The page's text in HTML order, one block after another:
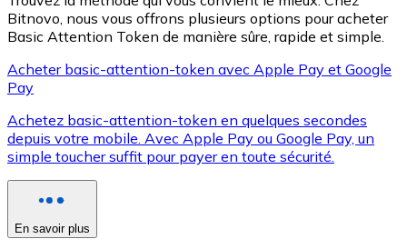
Voir toutes
Coupons crypto
Achetez des cryptomonnaies en espèces et d'autres
Bitnovo, nous vous offrons plusieurs options pour acheter
Basic Attention Token de manière sûre, rapide et simple.
Acheter basic-attention-token avec Apple Pay et Google
Pay
Achetez basic-attention-token en quelques secondes
depuis votre mobile. Avec Apple Pay ou Google Pay, un
simple toucher suffit pour payer en toute sécurité.
En savoir plus